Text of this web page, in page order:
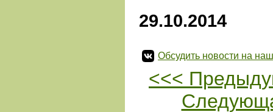
29.10.2014
Обсудить новости на
<<<